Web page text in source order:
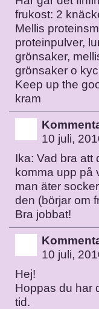
frukost: 2
Mellis
proteinpulver,
grönsaker,
grönsaker o
Keep up the
kram
10 juli,
Ika: Vad bra att
komma upp på
man äter
den (börjar om
Bra jobbat!
10 juli,
Hej!
Hoppas du har
tid.